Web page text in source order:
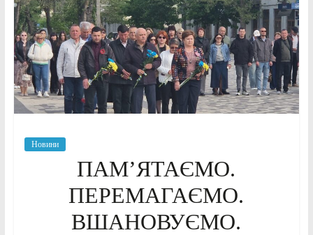
Новини
ПАМ’ЯТАЄМО.
ПЕРЕМАГАЄМО.
ВШАНОВУЄМО.